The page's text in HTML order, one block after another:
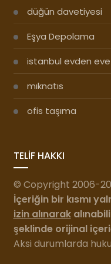
düğün davetiyesi
Eşya Depolama
istanbul evden
mıknatıs
ofis taşıma
TELİF HAKKI
© Copyright 2006-
İçeriğin bir kısmı
izin alınarak
şeklinde orijinal
Aksi durumlarda